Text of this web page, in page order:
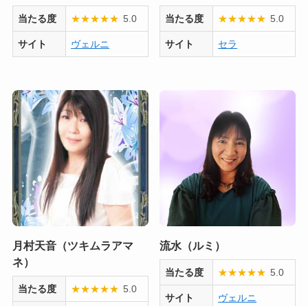
当たる度 ★★★★★ 5.0
サイト ヴェルニ
当たる度 ★★★★★ 5.0
サイト セラ
月村天音（ツキムラアマ
ネ）
当たる度 ★★★★★ 5.0
流水（ルミ）
当たる度 ★★★★★ 5.0
サイト ヴェルニ